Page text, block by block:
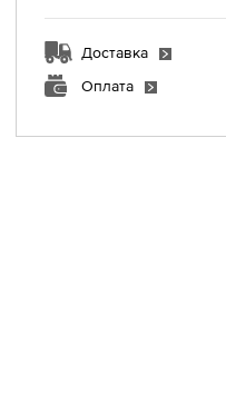
Доставка
Оплата